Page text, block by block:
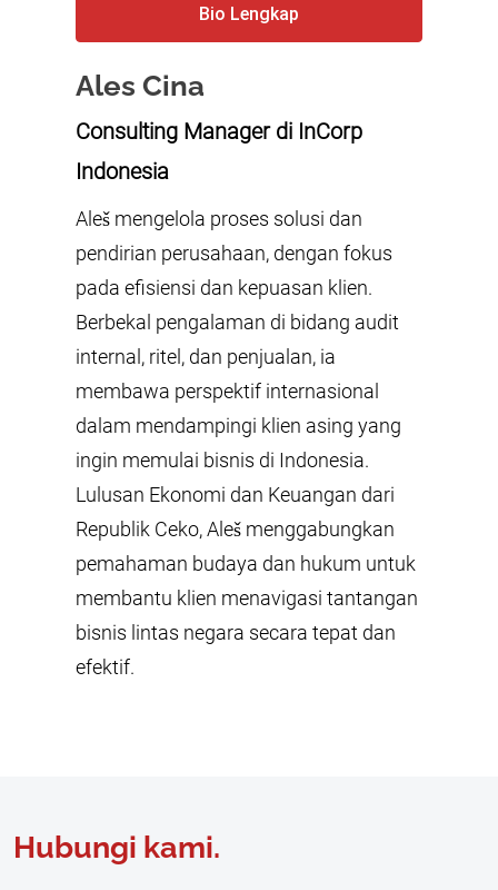
Bio Lengkap
Ales Cina
Consulting Manager di InCorp
Indonesia
Aleš mengelola proses solusi dan
pendirian perusahaan, dengan fokus
pada efisiensi dan kepuasan klien.
Berbekal pengalaman di bidang audit
internal, ritel, dan penjualan, ia
membawa perspektif internasional
dalam mendampingi klien asing yang
ingin memulai bisnis di Indonesia.
Lulusan Ekonomi dan Keuangan dari
Republik Ceko, Aleš menggabungkan
pemahaman budaya dan hukum untuk
membantu klien menavigasi tantangan
bisnis lintas negara secara tepat dan
efektif.
Hubungi kami.